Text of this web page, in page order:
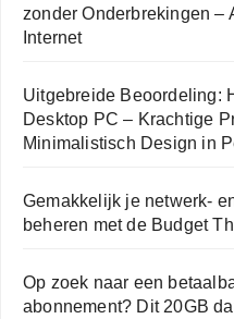
zonder Onderbrekingen –
Internet
Uitgebreide Beoordeling:
Desktop PC – Krachtige
Minimalistisch Design in
Gemakkelijk je netwerk-
beheren met de Budget
Op zoek naar een
abonnement? Dit 20GB